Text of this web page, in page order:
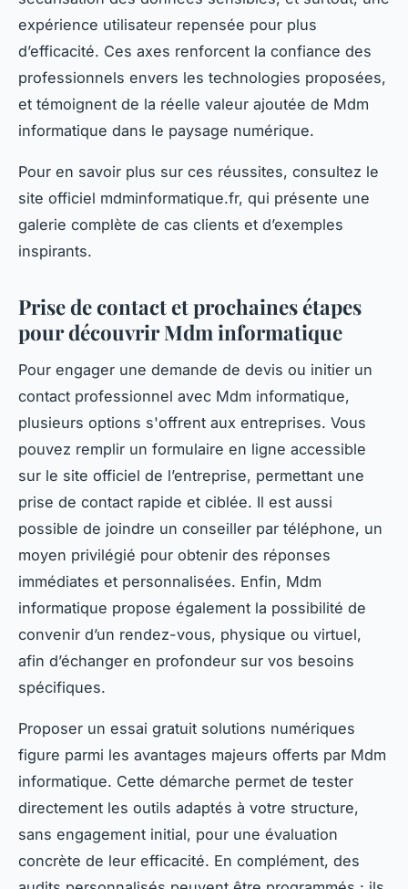
expérience utilisateur repensée pour plus
d’efficacité. Ces axes renforcent la confiance des
professionnels envers les technologies proposées,
et témoignent de la réelle valeur ajoutée de Mdm
informatique dans le paysage numérique.
Pour en savoir plus sur ces réussites, consultez le
site officiel mdminformatique.fr, qui présente une
galerie complète de cas clients et d’exemples
inspirants.
Prise de contact et prochaines étapes
pour découvrir Mdm informatique
Pour engager une demande de devis ou initier un
contact professionnel avec Mdm informatique,
plusieurs options s'offrent aux entreprises. Vous
pouvez remplir un formulaire en ligne accessible
sur le site officiel de l’entreprise, permettant une
prise de contact rapide et ciblée. Il est aussi
possible de joindre un conseiller par téléphone, un
moyen privilégié pour obtenir des réponses
immédiates et personnalisées. Enfin, Mdm
informatique propose également la possibilité de
convenir d’un rendez-vous, physique ou virtuel,
afin d’échanger en profondeur sur vos besoins
spécifiques.
Proposer un essai gratuit solutions numériques
figure parmi les avantages majeurs offerts par Mdm
informatique. Cette démarche permet de tester
directement les outils adaptés à votre structure,
sans engagement initial, pour une évaluation
concrète de leur efficacité. En complément, des